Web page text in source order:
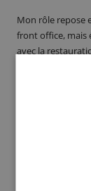
Mon rôle repose
front office, mais
avec la